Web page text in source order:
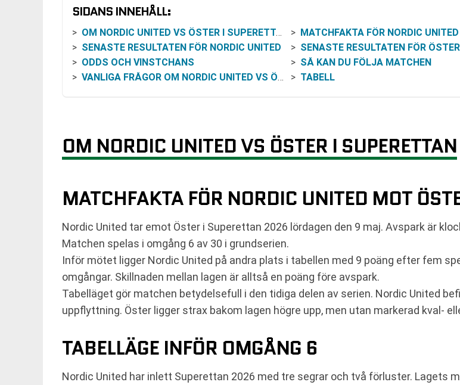
SIDANS INNEHÅLL:
OM NORDIC UNITED VS ÖSTER I SUPERETTAN MATCHFAKTA FÖR NORDIC UNITED
SENASTE RESULTATEN FÖR NORDIC UNITED
SENASTE RESULTATEN FÖR ÖSTER
ODDS OCH VINSTCHANS
SÅ KAN DU FÖLJA MATCHEN
VANLIGA FRÅGOR OM NORDIC UNITED VS ÖSTER
TABELL
OM NORDIC UNITED VS ÖSTER I SUPERETTAN
MATCHFAKTA FÖR NORDIC UNITED MOT
Nordic United tar emot Öster i Superettan 2026 lördagen den 9 maj. Avspark är
Matchen spelas i omgång 6 av 30 i grundserien.
Inför mötet ligger Nordic United på andra plats i tabellen med 9 poäng efter fem
omgångar. Skillnaden mellan lagen är alltså en poäng före avspark.
Tabelläget gör matchen betydelsefull i den tidiga delen av serien. Nordic United
uppflyttning. Öster ligger strax bakom lagen högre upp, men utan markerad kval-
TABELLÄGE INFÖR OMGÅNG 6
Nordic United har inlett Superettan 2026 med tre segrar och två förluster. Lagets